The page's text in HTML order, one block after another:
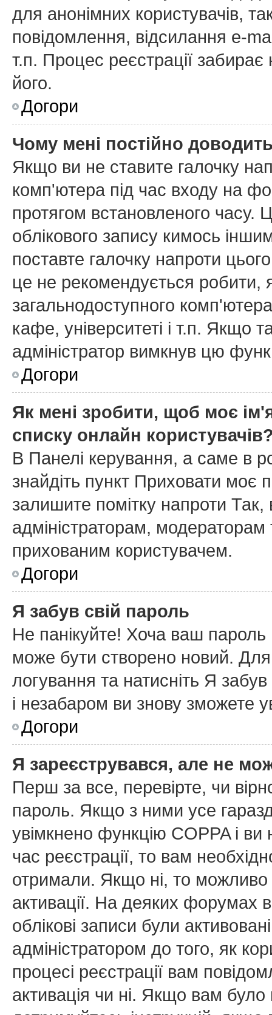
для анонімних користувачів,
повідомлення, відсилання e-
т.п. Процес реєстрації
його.
Догори
Чому мені постійно
Якщо ви не ставите галочку
комп'ютера під час входу на
протягом встановленого часу.
облікового запису кимось
поставте галочку напроти
це не рекомендується
загальнодоступного
кафе, університеті і т.п. Якщо
адміністратор вимкнув цю
Догори
Як мені зробити, щоб моє
списку онлайн
В Панелі керування, а саме в
знайдіть пункт Приховати моє
залишите помітку напроти Так,
адміністраторам,
прихованим користувачем.
Догори
Я забув свій пароль
Не панікуйте! Хоча ваш
може бути створено новий. Для
логування та натисніть Я забув
і незабаром ви знову зможете
Догори
Я зареєструвався, але не
Перш за все, перевірте, чи
пароль. Якщо з ними усе
увімкнено функцію COPPA і
час реєстрації, то вам
отримали. Якщо ні, то можливо
активації. На деяких форумах
облікові записи були
адміністратором до того, як
процесі реєстрації вам
активація чи ні. Якщо вам